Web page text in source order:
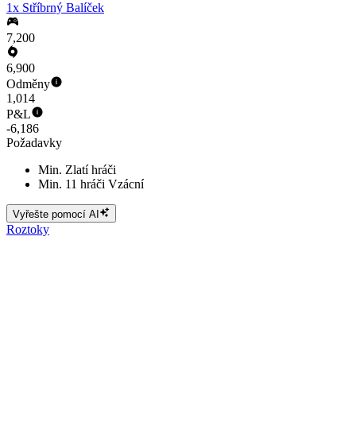
1x Stříbrný Balíček
7,200
6,900
Odměny
1,014
P&L
-6,186
Požadavky
Min. Zlatí hráči
Min. 11 hráči Vzácní
Vyřešte pomocí AI
Roztoky